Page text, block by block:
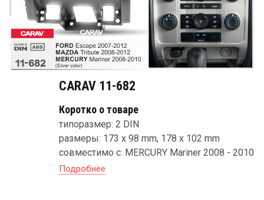
CARAV 11-682
Коротко о товаре
типоразмер: 2 DIN
размеры: 173 x 98 mm, 178 x 102 mm
совместимо с: MERCURY Mariner 2008 - 2010
Подробнее